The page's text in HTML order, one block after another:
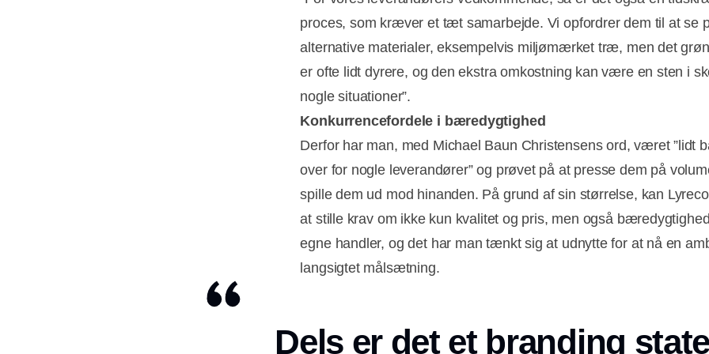
proces, som kræver et tæt samarbejde. Vi opfordrer dem til at se
alternative materialer, eksempelvis miljømærket træ, men det
er ofte lidt dyrere, og den ekstra omkostning kan være en sten i
nogle situationer”.
Konkurrencefordele i bæredygtighed
Derfor har man, med Michael Baun Christensens ord, været ”lidt
over for nogle leverandører” og prøvet på at presse dem på
spille dem ud mod hinanden. På grund af sin størrelse, kan
at stille krav om ikke kun kvalitet og pris, men også
egne handler, og det har man tænkt sig at udnytte for at nå en
langsigtet målsætning.
Dels er det et branding